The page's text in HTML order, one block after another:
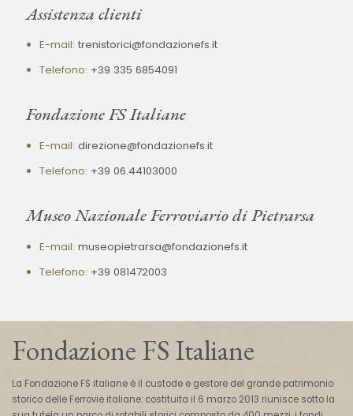
Assistenza clienti
E-mail:trenistorici@fondazionefs.it
Telefono: +39 335 6854091
Fondazione FS Italiane
E-mail:direzione@fondazionefs.it
Telefono: +39 06.44103000
Museo Nazionale Ferroviario di Pietrarsa
E-mail:museopietrarsa@fondazionefs.it
Telefono: +39 081472003
Fondazione FS Italiane
La Fondazione FS italiane è il custode e gestore del grande patrimonio
storico delle Ferrovie italiane: costituita il 6 marzo 2013 riunisce sotto la